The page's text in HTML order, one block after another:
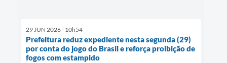
29 JUN 2026 - 10h54
Prefeitura reduz expediente nesta segunda (29)
por conta do jogo do Brasil e reforça proibição de
fogos com estampido